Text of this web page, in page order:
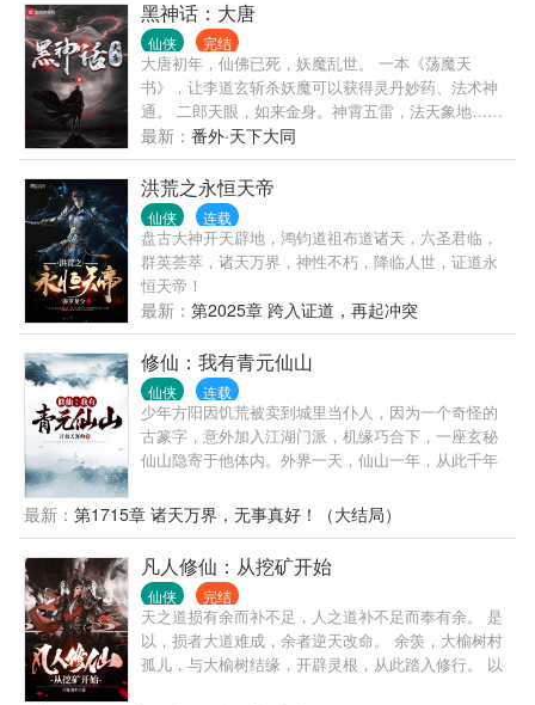
黑神话：大唐
仙侠 完结
大唐初年，仙佛已死，妖魔乱世。 一本《荡魔天
书》，让李道玄斩杀妖魔可以获得灵丹妙药、法术神
通。 二郎天眼，如来金身。神霄五雷，法天象地……
从贞观到天宝，他是李世民亦师亦友的国师，是武则
天苦苦追寻的仙尊，是李隆基御笔亲封的神威至圣无
上降魔天师，是杨玉环…… 大唐烟云三百年，谱写一
代天师传奇。
最新： 番外·天下大同
洪荒之永恒天帝
仙侠 连载
盘古大神开天辟地，鸿钧道祖布道诸天，六圣君临，
群英荟萃，诸天万界，神性不朽，降临人世，证道永
恒天帝！
最新： 第2025章 跨入证道，再起冲突
修仙：我有青元仙山
仙侠 连载
少年方阳因饥荒被卖到城里当仆人，因为一个奇怪的
古篆字，意外加入江湖门派，机缘巧合下，一座玄秘
仙山隐寄于他体内。外界一天，仙山一年，从此千年
澜星、天元星、清流星、原始古星……方阳为了求
生，求道，纵横于修真星球，一步一步窃取天机，踏
上巅峰……
最新： 第1715章 诸天万界，无事真好！（大结局）
凡人修仙：从挖矿开始
仙侠 完结
天之道损有余而补不足，人之道补不足而奉有余。 是
以，损者大道难成，余者逆天改命。 余羡，大榆树村
孤儿，与大榆树结缘，开辟灵根，从此踏入修行。 以